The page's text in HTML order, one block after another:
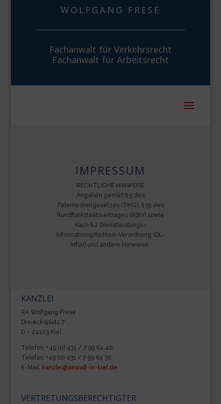
WOLFGANG FRESE
Fachanwalt für Verkehrsrecht
Fachanwalt für Arbeitsrecht
IMPRESSUM
RECHTLICHE HINWEISE
Angaben gemäß § 5 des
Telemediengesetzes (TMG), § 55 des
Rundfunkstaatsvertrages (RStV) sowie
nach § 2 Dienstleistungs-
Informationspflichten-Verordnung (DL-
InfoV) und andere Hinweise.
KANZLEI
RA Wolfgang Frese
Dreiecksplatz 7
D – 24103 Kiel
Telefon: +49 (0) 431 / 7 99 64 40
Telefax: +49 (0) 431 / 7 99 64 30
E-Mail: kanzlei@anwalt-in-kiel.de
VERTRETUNGSBERECHTIGTER